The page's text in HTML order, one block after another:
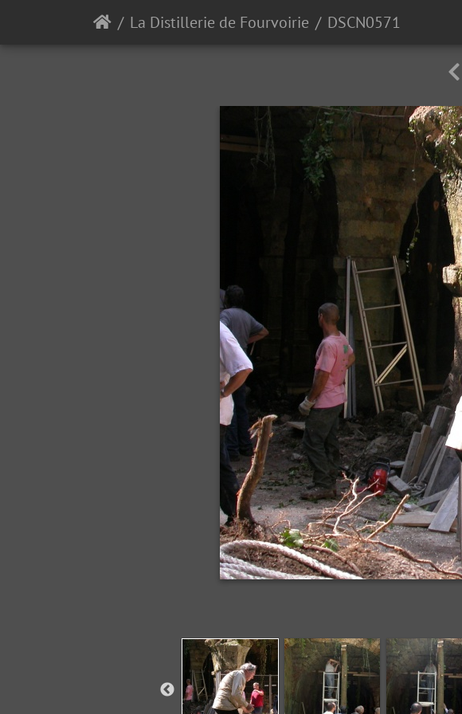
La Distillerie de Fourvoirie DSCN0571